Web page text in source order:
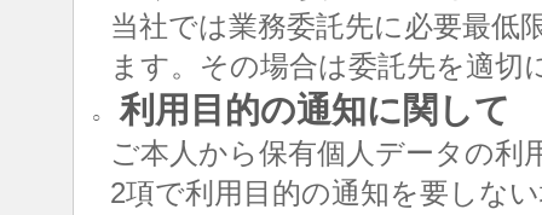
当社では業務委託先に必要最低
ます。その場合は委託先を適切
○ 利用目的の通知に関して
ご本人から保有個人データの利
2項で利用目的の通知を要しな